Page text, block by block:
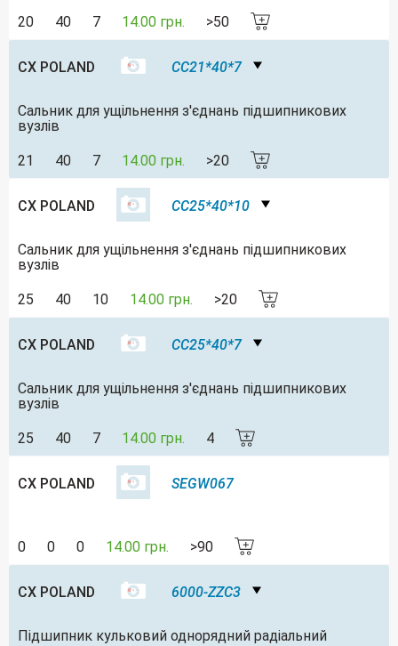
20 40 7 14.00 грн. >50
CX POLAND CC21*40*7
Сальник для ущільнення з'єднань підшипникових
вузлів
21 40 7 14.00 грн. >20
CX POLAND CC25*40*10
Сальник для ущільнення з'єднань підшипникових
вузлів
25 40 10 14.00 грн. >20
CX POLAND CC25*40*7
Сальник для ущільнення з'єднань підшипникових
вузлів
25 40 7 14.00 грн. 4
CX POLAND SEGW067
0 0 0 14.00 грн. >90
CX POLAND 6000-ZZC3
Підшипник кульковий однорядний радіальний